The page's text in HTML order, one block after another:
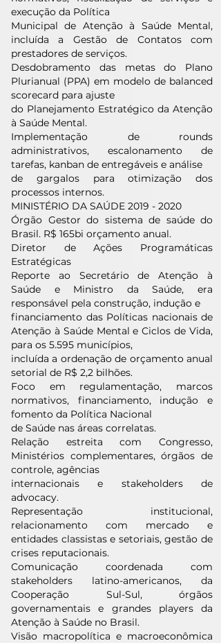
execução da Política
Municipal de Atenção à Saúde Mental,
incluída a Gestão de Contatos com
prestadores de serviços.
Desdobramento das metas do Plano
Plurianual (PPA) em modelo de balanced
scorecard para ajuste
do Planejamento Estratégico da Atenção
à Saúde Mental.
Implementação de rounds
administrativos, escalonamento de
tarefas, kanban de entregáveis e análise
de gargalos para otimização dos
processos internos.
MINISTÉRIO DA SAÚDE 2019 - 2020
Órgão Gestor do sistema de saúde do
Brasil. R$ 165bi orçamento anual.
Diretor de Ações Programáticas
Estratégicas
Reporte ao Secretário de Atenção à
Saúde e Ministro da Saúde, era
responsável pela construção, indução e
financiamento das Políticas nacionais de
Atenção à Saúde Mental e Ciclos de Vida,
para os 5.595 municípios,
incluída a ordenação de orçamento anual
setorial de R$ 2,2 bilhões.
Foco em regulamentação, marcos
normativos, financiamento, indução e
fomento da Política Nacional
de Saúde nas áreas correlatas.
Relação estreita com Congresso,
Ministérios complementares, órgãos de
controle, agências
internacionais e stakeholders de
advocacy.
Representação institucional,
relacionamento com mercado e
entidades classistas e setoriais, gestão de
crises reputacionais.
Comunicação coordenada com
stakeholders latino-americanos, da
Cooperação Sul-Sul, órgãos
governamentais e grandes players da
Atenção à Saúde no Brasil.
Visão macropolítica e macroeconômica